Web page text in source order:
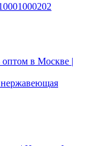
нержавеющая